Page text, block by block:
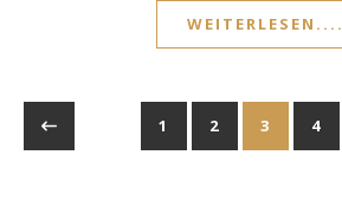
WEITERLESEN....
1 2 3 4